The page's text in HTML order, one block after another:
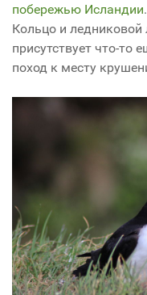
побережью Исландии
Кольцо и
присутствует что-то
поход к месту